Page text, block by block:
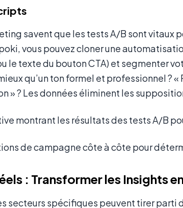
savent que les tests A/B sont vitaux
vous pouvez cloner une
le texte du bouton CTA) et segmenter
qu’un ton formel et professionnel ?
» ? Les données éliminent les
de campagne côte à côte pour
: Transformer les Insights
secteurs spécifiques peuvent tirer parti